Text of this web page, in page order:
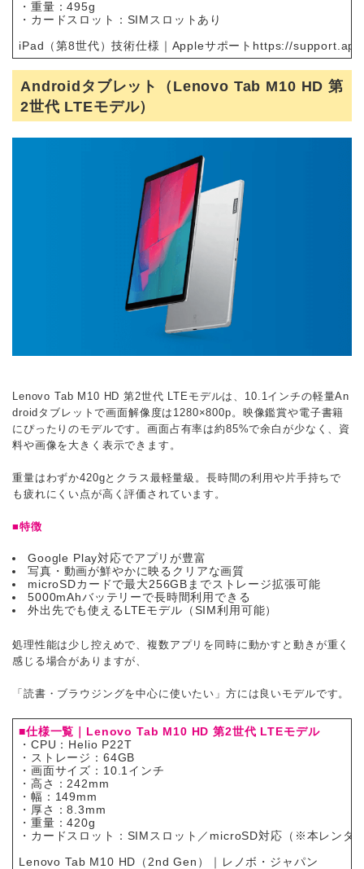
・重量：495g
・カードスロット：SIMスロットあり
iPad（第8世代）技術仕様｜Appleサポート https://
Androidタブレット（Lenovo Tab M10 HD 第
2世代 LTEモデル）
Lenovo Tab M10 HD 第2世代 LTEモデルは、10.1インチの軽量An
droidタブレットで画面解像度は1280×800p。映像鑑賞や電子書籍
にぴったりのモデルです。画面占有率は約85%で余白が少なく、資
料や画像を大きく表示できます。
重量はわずか420gとクラス最軽量級。長時間の利用や片手持ちで
も疲れにくい点が高く評価されています。
■特徴
Google Play対応でアプリが豊富
写真・動画が鮮やかに映るクリアな画質
microSDカードで最大256GBまでストレージ拡張可能
5000mAhバッテリーで長時間利用できる
外出先でも使えるLTEモデル（SIM利用可能）
処理性能は少し控えめで、複数アプリを同時に動かすと動きが重く
感じる場合がありますが、
「読書・ブラウジングを中心に使いたい」方には良いモデルです。
■仕様一覧｜Lenovo Tab M10 HD 第2世代 LTEモデル
・CPU：Helio P22T
・ストレージ：64GB
・画面サイズ：10.1インチ
・高さ：242mm
・幅：149mm
・厚さ：8.3mm
・重量：420g
・カードスロット：SIMスロット／microSD対応（※本レン
Lenovo Tab M10 HD（2nd Gen）｜レノボ・ジャパン